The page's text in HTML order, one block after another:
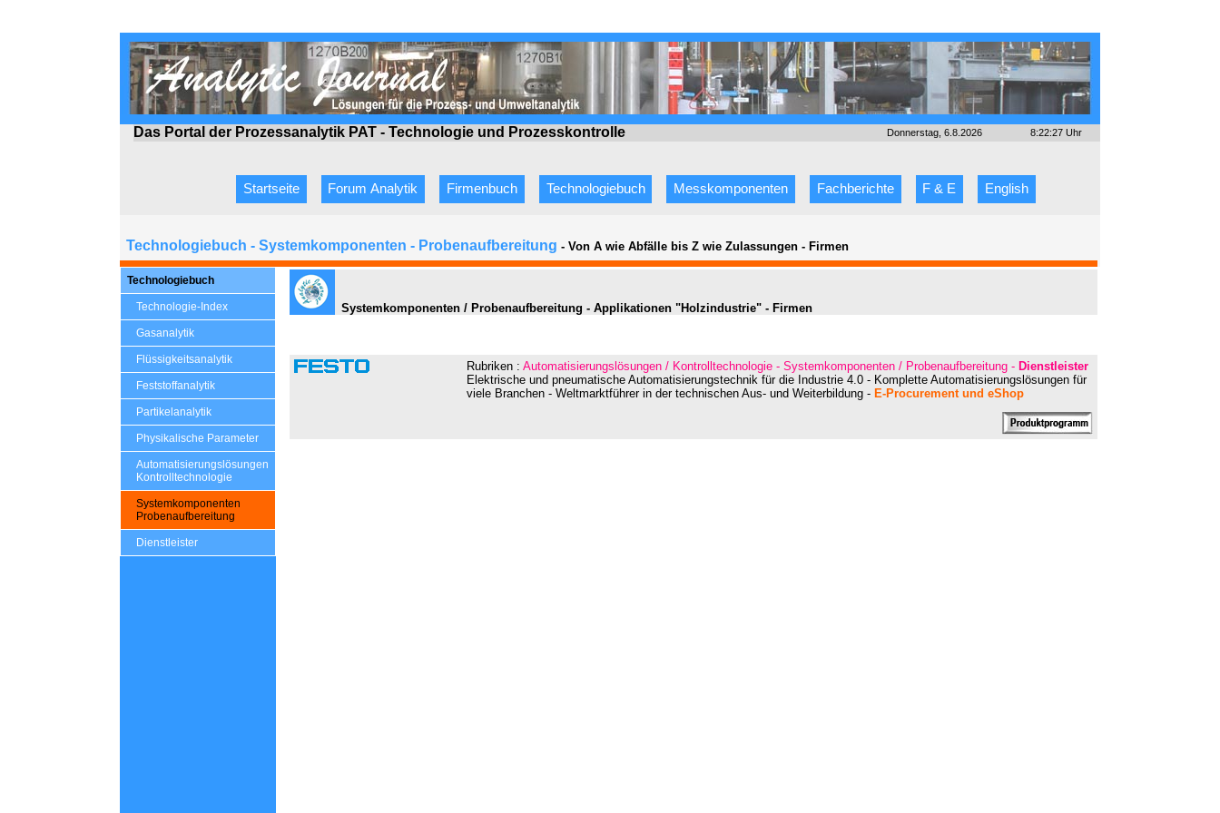
Das Portal der Prozessanalytik PAT - Technologie und Prozesskontrolle Donnerstag, 6.8.2026 8:22:27 Uhr
Startseite Forum Analytik Firmenbuch Technologiebuch Messkomponenten Fachberichte F & E English
Technologiebuch - Systemkomponenten - Probenaufbereitung - Von A wie Abfälle bis Z wie Zulassungen - Firmen
Technologiebuch
Technologie-Index
Gasanalytik
Flüssigkeitsanalytik
Feststoffanalytik
Partikelanalytik
Physikalische Parameter
Automatisierungslösungen
Kontrolltechnologie
Systemkomponenten
Probenaufbereitung
Dienstleister
Systemkomponenten / Probenaufbereitung - Applikationen "Holzindustrie" - Firmen
Rubriken : Automatisierungslösungen / Kontrolltechnologie - Systemkomponenten / Probenaufbereitung - Dienstleister
Elektrische und pneumatische Automatisierungstechnik für die Industrie 4.0 - Komplette Automatisierungslösungen für
viele Branchen - Weltmarktführer in der technischen Aus- und Weiterbildung - E-Procurement und eShop